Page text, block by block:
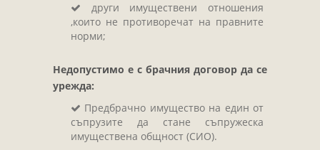
други имуществени отношения
,които не противоречат на правните
норми;
Недопустимо е с брачния договор да се
урежда:
Предбрачно имущество на един от
съпрузите да стане съпружеска
имуществена общност (СИО).